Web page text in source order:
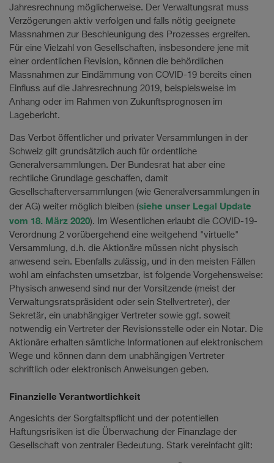
Jahresrechnung möglicherweise. Der Verwaltungsrat muss
Verzögerungen aktiv verfolgen und falls nötig geeignete
Massnahmen zur Beschleunigung des Prozesses ergreifen.
Für eine Vielzahl von Gesellschaften, insbesondere jene mit
einer ordentlichen Revision, können die behördlichen
Massnahmen zur Eindämmung von COVID-19 bereits einen
Einfluss auf die Jahresrechnung 2019, beispielsweise im
Anhang oder im Rahmen von Zukunftsprognosen im
Lagebericht.
Das Verbot öffentlicher und privater Versammlungen in der
Schweiz gilt grundsätzlich auch für ordentliche
Generalversammlungen. Der Bundesrat hat aber eine
rechtliche Grundlage geschaffen, damit
Gesellschafterversammlungen (wie Generalversammlungen in
der AG) weiter möglich bleiben (siehe unser Legal Update
vom 18. März 2020). Im Wesentlichen erlaubt die COVID-19-
Verordnung 2 vorübergehend eine weitgehend "virtuelle"
Versammlung, d.h. die Aktionäre müssen nicht physisch
anwesend sein. Ebenfalls zulässig, und in den meisten Fällen
wohl am einfachsten umsetzbar, ist folgende Vorgehensweise:
Physisch anwesend sind nur der Vorsitzende (meist der
Verwaltungsratspräsident oder sein Stellvertreter), der
Sekretär, ein unabhängiger Vertreter sowie ggf. soweit
notwendig ein Vertreter der Revisionsstelle oder ein Notar. Die
Aktionäre erhalten sämtliche Informationen auf elektronischem
Wege und können dann dem unabhängigen Vertreter
schriftlich oder elektronisch Anweisungen geben.
Finanzielle Verantwortlichkeit
Angesichts der Sorgfaltspflicht und der potentiellen
Haftungsrisiken ist die Überwachung der Finanzlage der
Gesellschaft von zentraler Bedeutung. Stark vereinfacht gilt: